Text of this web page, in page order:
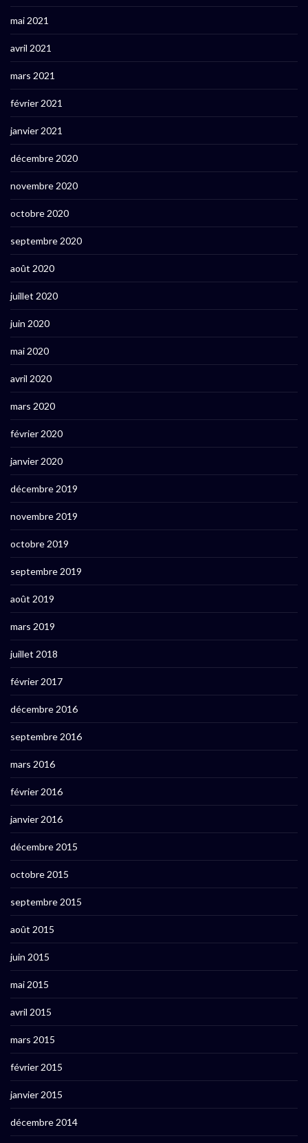
mai 2021
avril 2021
mars 2021
février 2021
janvier 2021
décembre 2020
novembre 2020
octobre 2020
septembre 2020
août 2020
juillet 2020
juin 2020
mai 2020
avril 2020
mars 2020
février 2020
janvier 2020
décembre 2019
novembre 2019
octobre 2019
septembre 2019
août 2019
mars 2019
juillet 2018
février 2017
décembre 2016
septembre 2016
mars 2016
février 2016
janvier 2016
décembre 2015
octobre 2015
septembre 2015
août 2015
juin 2015
mai 2015
avril 2015
mars 2015
février 2015
janvier 2015
décembre 2014